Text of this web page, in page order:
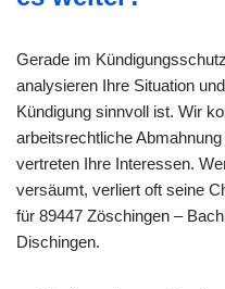
Gerade im
analysieren Ihre Situation
Kündigung sinnvoll ist. Wir
arbeitsrechtliche
vertreten Ihre Interessen.
versäumt, verliert oft seine
für 89447 Zöschingen –
Dischingen.